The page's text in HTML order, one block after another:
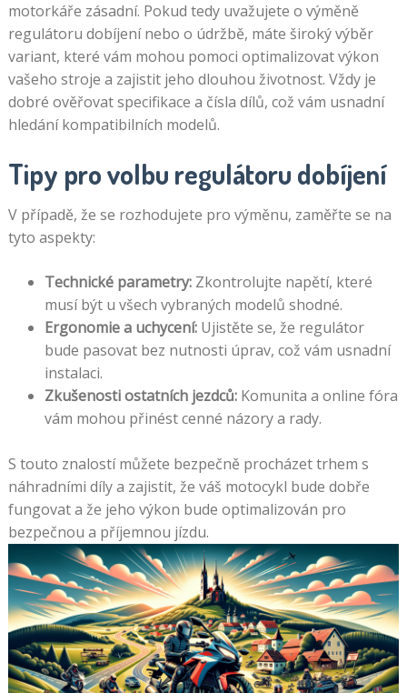
motorkáře zásadní. Pokud tedy uvažujete o výměně
regulátoru dobíjení nebo o údržbě, máte široký výběr
variant, které vám mohou pomoci optimalizovat výkon
vašeho stroje a zajistit jeho dlouhou životnost. Vždy je
dobré ověřovat specifikace a čísla dílů, což vám usnadní
hledání kompatibilních modelů.
Tipy pro volbu regulátoru dobíjení
V případě, že se rozhodujete pro výměnu, zaměřte se na
tyto aspekty:
Technické parametry:Zkontrolujte napětí, které
musí být u všech vybraných modelů shodné.
Ergonomie a uchycení:Ujistěte se, že regulátor
bude pasovat bez nutnosti úprav, což vám usnadní
instalaci.
Zkušenosti ostatních jezdců:Komunita a online fóra
vám mohou přinést cenné názory a rady.
S touto znalostí můžete bezpečně procházet trhem s
náhradními díly a zajistit, že váš motocykl bude dobře
fungovat a že jeho výkon bude optimalizován pro
bezpečnou a příjemnou jízdu.